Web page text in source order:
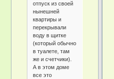
отпуск из своей
нынешней
квартиры и
перекрывали
воду в щитке
(который обычно
в туалете, там
же и счетчики).
А в этом доме
все это